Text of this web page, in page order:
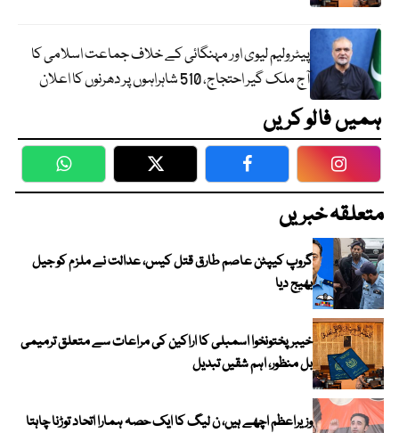
پیٹرولیم لیوی اور مہنگائی کے خلاف جماعت اسلامی کا
آج ملک گیر احتجاج، 510 شاہراہوں پر دھرنوں کا اعلان
ہمیں فالو کریں
WhatsApp Twitter Facebook
متعلقہ خبریں
گروپ کیپٹن عاصم طارق قتل کیس، عدالت نے ملزم کو جیل
بھیج دیا
خیبرپختونخوا اسمبلی کا اراکین کی مراعات سے متعلق ترمیمی
بل منظور، اہم شقیں تبدیل
وزیراعظم اچھے ہیں، ن لیگ کا ایک حصہ ہمارا اتحاد توڑنا چاہتا